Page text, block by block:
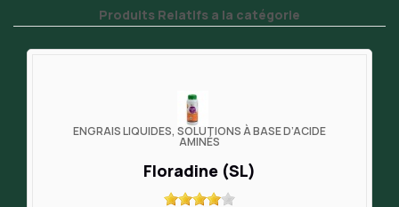
Produits Relatifs a la catégorie
ENGRAIS LIQUIDES, SOLUTIONS À BASE D’ACIDE
AMINÉS
Floradine (SL)